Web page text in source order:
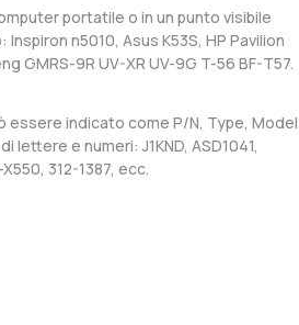
portatile o in un punto visibile
n5010, Asus K53S, HP Pavilion
GMRS-9R UV-XR UV-9G T-56 BF-T57.
essere indicato come P/N, Type, Model
e numeri: J1KND, ASD1041,
312-1387, ecc.